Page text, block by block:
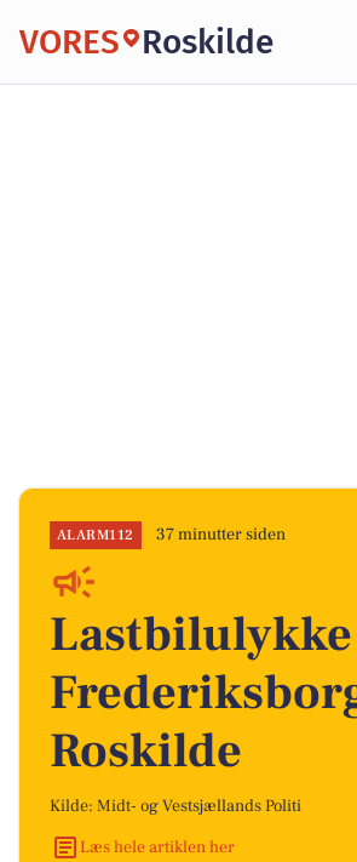
VORES Roskilde
ALARM112 37 minutter siden
Roskilde
Kilde: Midt- og Vestsjællands Politi
Læs hele artiklen her